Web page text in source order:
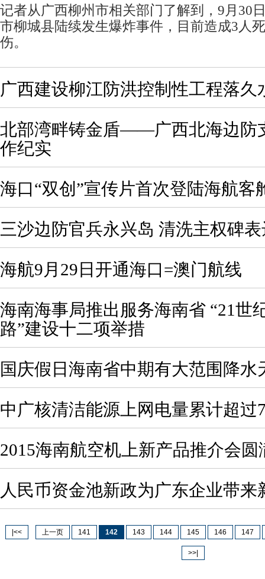
记者从广西柳州市相关部门了解到，9月30
市柳城县陆续发生爆炸事件，目前造成3人
伤。
广西建设柳江防洪控制性工程落久
北部湾畔铸金盾——广西北海边防
作纪实
海口“双创”宣传片首次登陆海航客
三沙边防官兵永兴岛 清洗主权碑
海航9月29日开通海口=澳门航线
海南海事局推出服务海南省 “21世
路”建设十二项举措
国庆假日海南省中期有大范围降水
中广核清洁能源上网电量累计超过
2015海南航空机上新产品推介会圆
人民币资金池新政为广东企业带来
|<< 上一页 141 142 143 144 145 146 147
>>|